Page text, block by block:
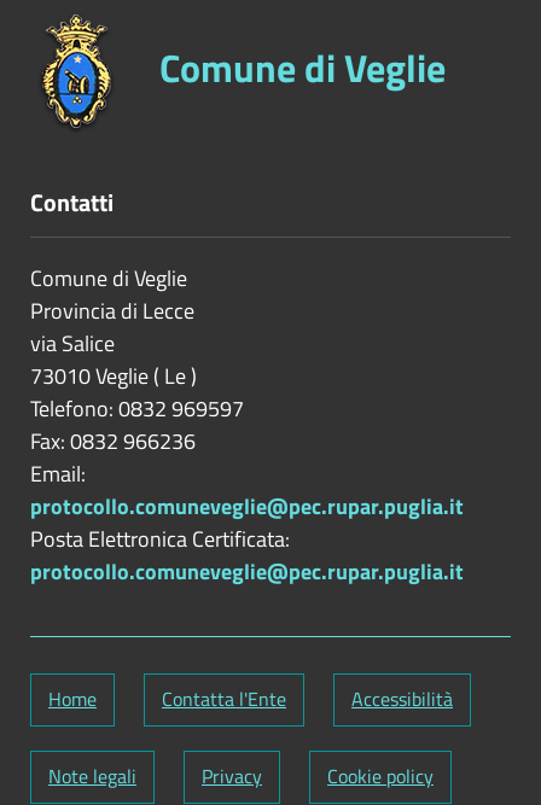
Comune di Veglie
Contatti
Comune di Veglie
Provincia di Lecce
via Salice
73010Veglie( Le)
Telefono: 0832 969597
Fax: 0832 966236
Email:
protocollo.comuneveglie@pec.rupar.puglia.it
Posta Elettronica Certificata:
protocollo.comuneveglie@pec.rupar.puglia.it
Home Contatta l'Ente Accessibilità
Note legali Privacy Cookie policy